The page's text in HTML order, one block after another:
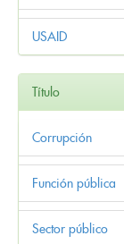
USAID
Título
Corrupción
Función pública
Sector público